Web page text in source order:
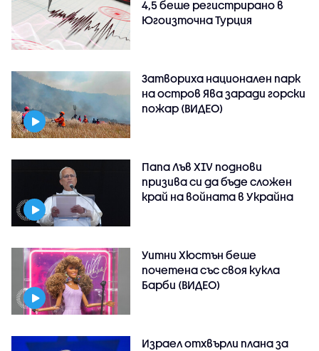
4,5 беше регистрирано в
Югоизточна Турция
Затвориха национален парк
на остров Ява заради горски
пожар (ВИДЕО)
Папа Лъв XIV поднови
призива си да бъде сложен
край на войната в Украйна
Уитни Хюстън беше
почетена със своя кукла
Барби (ВИДЕО)
Израел отхвърли плана за